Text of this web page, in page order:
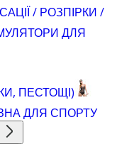
/ РОЗПІРКИ /
ДЛЯ
ПЕСТОЩІ)
ДЛЯ СПОРТУ